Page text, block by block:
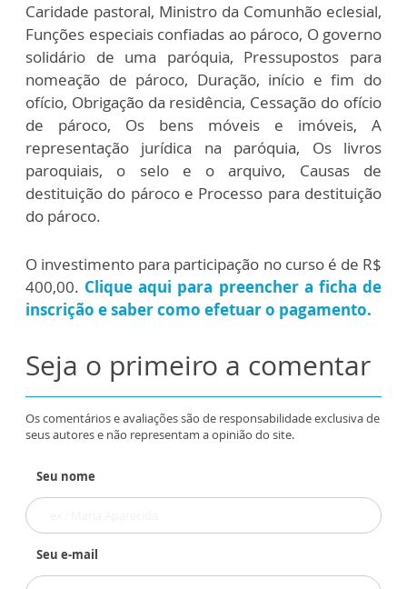
Caridade pastoral, Ministro da Comunhão eclesial,
Funções especiais confiadas ao pároco, O governo
solidário de uma paróquia, Pressupostos para
nomeação de pároco, Duração, início e fim do
ofício, Obrigação da residência, Cessação do ofício
de pároco, Os bens móveis e imóveis, A
representação jurídica na paróquia, Os livros
paroquiais, o selo e o arquivo, Causas de
destituição do pároco e Processo para destituição
do pároco.
O investimento para participação no curso é de R$
400,00. Clique aqui para preencher a ficha de
inscrição e saber como efetuar o pagamento.
Seja o primeiro a comentar
Os comentários e avaliações são de responsabilidade exclusiva de
seus autores e não representam a opinião do site.
Seu nome
Seu e-mail